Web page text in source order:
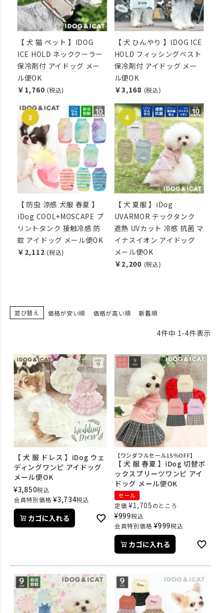
【 犬 猫 ペット 】IDOG
ICE HOLD ネッククーラー
保冷剤付 アイドッグ メー
ル便OK
￥1,760 (税込)
【 犬 ひんやり 】IDOG ICE
HOLD フィッシングベスト
保冷剤付 アイドッグ メー
ル便OK
￥3,168 (税込)
【 防虫 涼感 犬服 春夏 】
iDog COOL+MOSCAPE プ
リントタンク 接触冷感 防
蚊 アイドッグ メール便OK
￥2,112 (税込)
【 犬 夏服 】iDog
UVARMOR テックタンク
遮熱 UVカット 冷感 抗菌 マ
イナスイオン アイドッグ
メール便OK
￥2,200 (税込)
並び替え 価格が安い順 価格が高い順 新着順
4件中 1-4件表示
【 犬 服 ドレス 】iDog ウェ
ディングワンピ アイドッグ
メール便OK
¥3,850税込
会員特別価格 ¥3,734税込
カゴに入れる
【ワンダフルセール15％OFF】
【 犬 服 春夏 】iDog 切替ボ
ックスプリーツワンピ アイ
ドッグ メール便OK
セール
定価 ¥1,705のところ
¥999税込
会員特別価格 ¥999税込
カゴに入れる